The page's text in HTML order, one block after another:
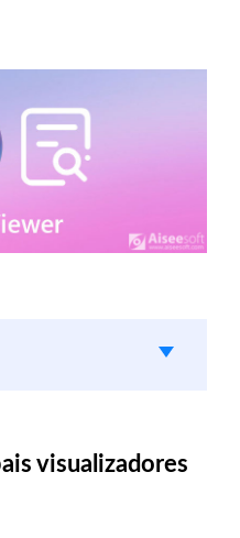
visualizadores